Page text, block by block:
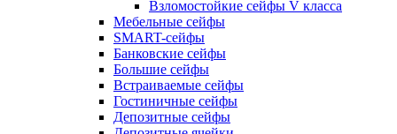
Взломостойкие сейфы V класса
Мебельные сейфы
SMART-сейфы
Банковские сейфы
Большие сейфы
Встраиваемые сейфы
Гостиничные сейфы
Депозитные сейфы